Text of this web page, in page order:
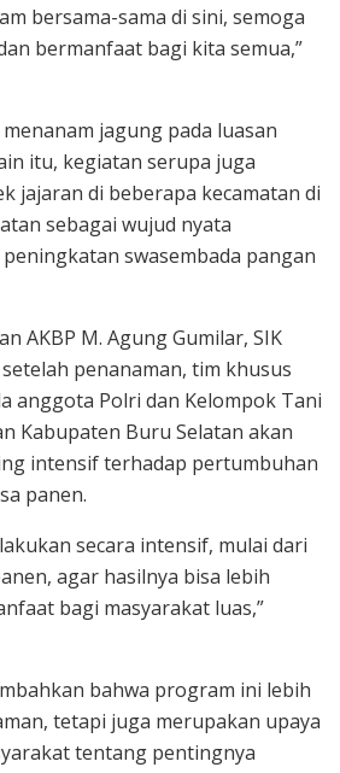
bersama-sama di sini, semoga
bermanfaat bagi kita semua,”
jagung pada luasan
itu, kegiatan serupa juga
jajaran di beberapa kecamatan di
sebagai wujud nyata
swasembada pangan
AKBP M. Agung Gumilar, SIK
penanaman, tim khusus
anggota Polri dan Kelompok Tani
Kabupaten Buru Selatan akan
intensif terhadap pertumbuhan
panen.
secara intensif, mulai dari
agar hasilnya bisa lebih
bagi masyarakat luas,”
bahwa program ini lebih
tetapi juga merupakan upaya
tentang pentingnya